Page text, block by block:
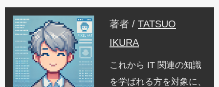
著者 / TATSUO
IKURA
これから IT 関連の知識
を学ばれる方を対象に、